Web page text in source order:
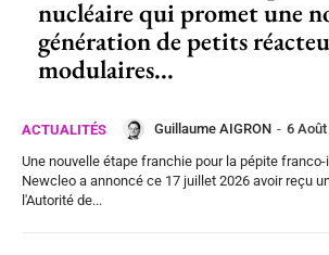
nucléaire qui promet une
génération de petits
modulaires...
ACTUALITÉS Guillaume AIGRON - 6
Une nouvelle étape franchie pour la pépite
Newcleo a annoncé ce 17 juillet 2026 avoir reçu
l'Autorité de...